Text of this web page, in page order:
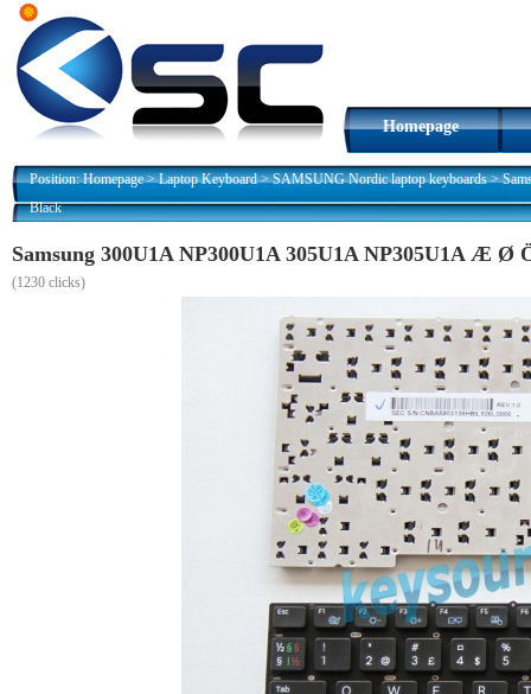
Homepage
Position:Homepage>Laptop Keyboard>SAMSUNG Nordic laptop keyboards>
Black
Samsung 300U1A NP300U1A 305U1A NP305U1A Æ
(1230 clicks)